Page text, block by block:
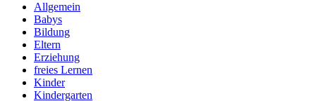
Allgemein
Babys
Bildung
Eltern
Erziehung
freies Lernen
Kinder
Kindergarten